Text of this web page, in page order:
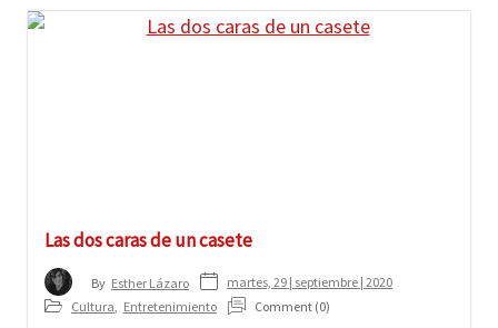
Las dos caras de un casete
By Esther Lázaro
martes, 29 | septiembre | 2020
Cultura, Entretenimiento Comment (0)